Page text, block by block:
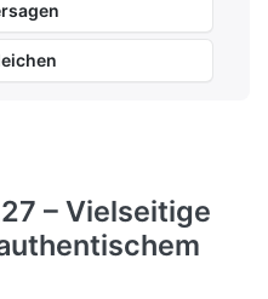
– Vielseitige